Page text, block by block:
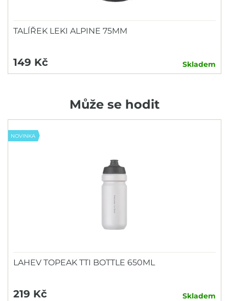
TALÍŘEK LEKI ALPINE 75MM
149 Kč Skladem
Může se hodit
NOVINKA
LAHEV TOPEAK TTI BOTTLE 650ML
219 Kč Skladem